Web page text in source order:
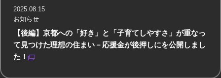
【後編】京都への「好き」と「子育てしやすさ」が重なっ
て見つけた理想の住まい－応援金が後押しにを公開しまし
た！
2025.08.15
お知らせ